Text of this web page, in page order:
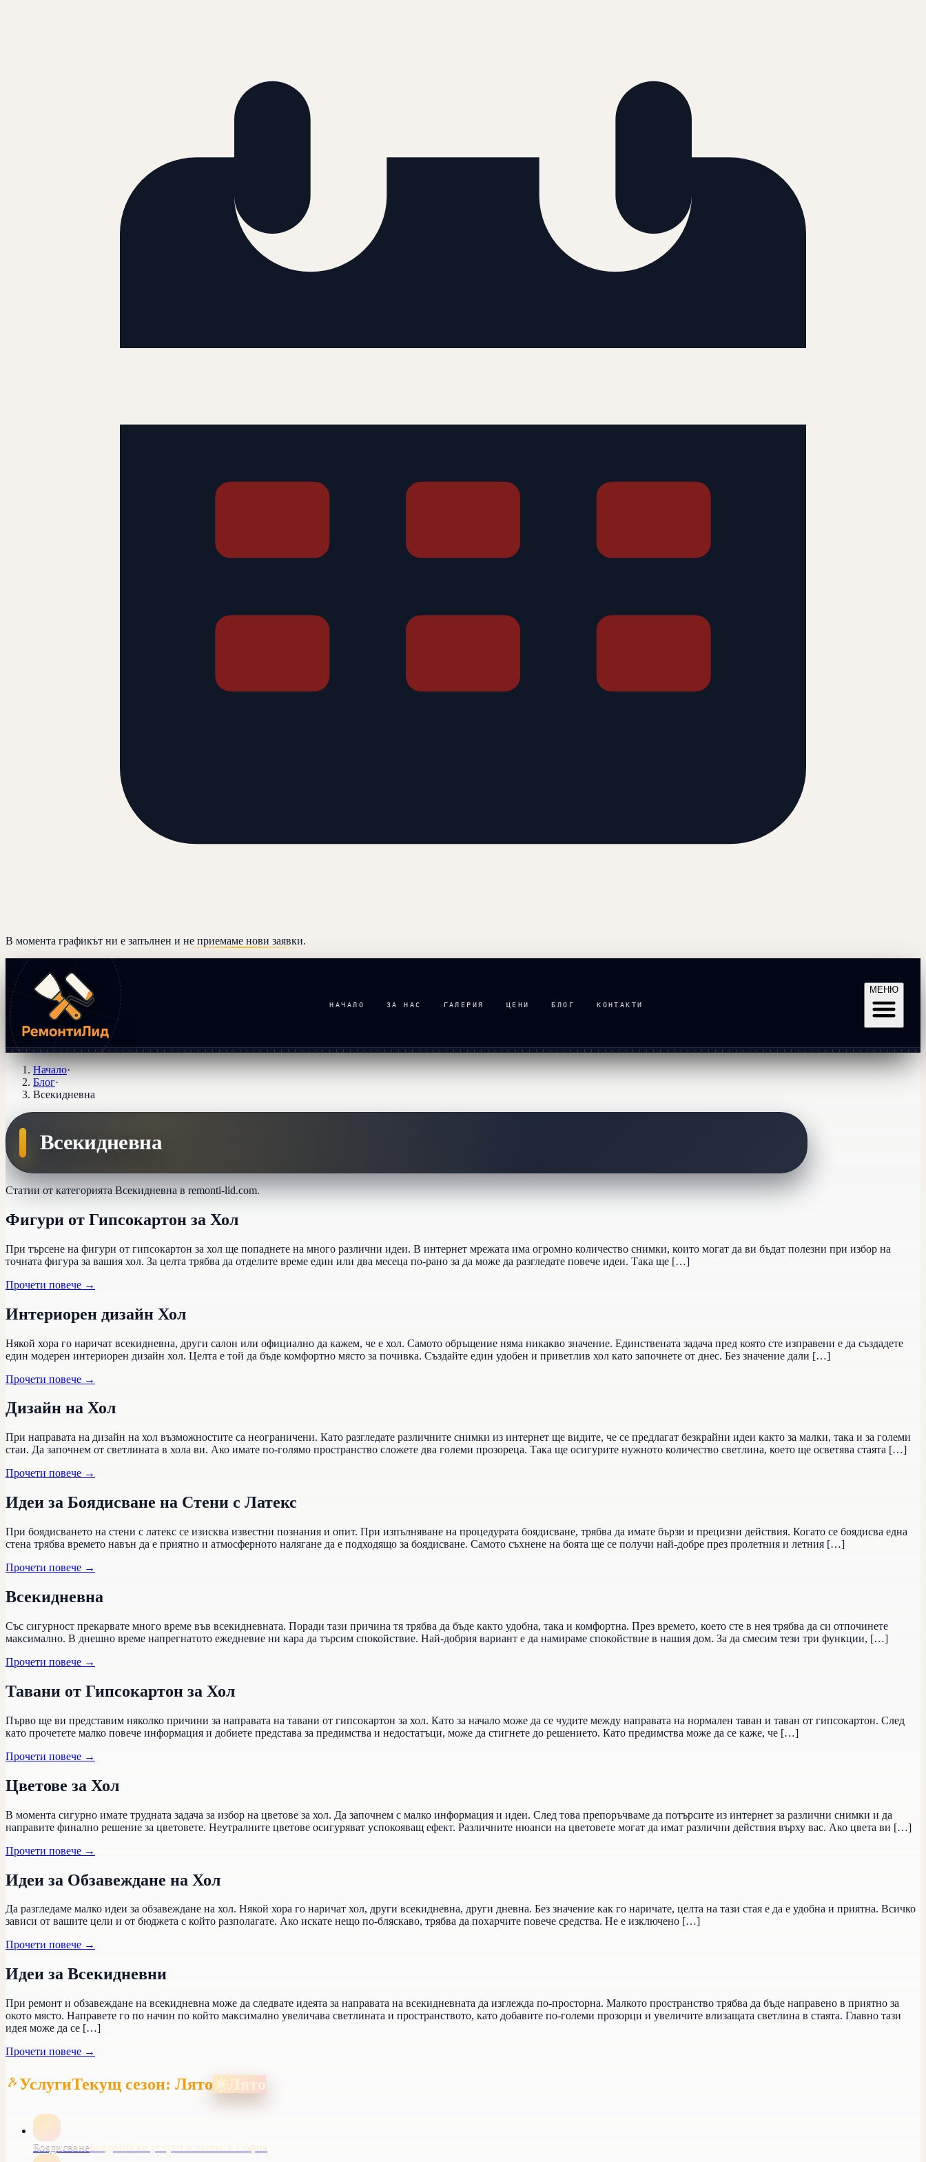
В момента графикът ни е запълнен и не приемаме нови заявки.
НАЧАЛО ЗА НАС ГАЛЕРИЯ ЦЕНИ БЛОГ КОНТАКТИ
МЕНЮ
Начало·
Блог·
Всекидневна
Всекидневна
Статии от категорията Всекидневна в remonti-lid.com.
Фигури от Гипсокартон за Хол
При търсене на фигури от гипсокартон за хол ще попаднете на много различни идеи. В интернет мрежата има огромно количество снимки, които могат да ви бъдат полезни при избор на
точната фигура за вашия хол. За целта трябва да отделите време един или два месеца по-рано за да може да разгледате повече идеи. Така ще […]
Прочети повече →
Интериорен дизайн Хол
Някой хора го наричат всекидневна, други салон или официално да кажем, че е хол. Самото обръщение няма никакво значение. Единствената задача пред която сте изправени е да създадете
един модерен интериорен дизайн хол. Целта е той да бъде комфортно място за почивка. Създайте един удобен и приветлив хол като започнете от днес. Без значение дали […]
Прочети повече →
Дизайн на Хол
При направата на дизайн на хол възможностите са неограничени. Като разгледате различните снимки из интернет ще видите, че се предлагат безкрайни идеи както за малки, така и за големи
стаи. Да започнем от светлината в хола ви. Ако имате по-голямо пространство сложете два големи прозореца. Така ще осигурите нужното количество светлина, което ще осветява стаята […]
Прочети повече →
Идеи за Боядисване на Стени с Латекс
При боядисването на стени с латекс се изисква известни познания и опит. При изпълняване на процедурата боядисване, трябва да имате бързи и прецизни действия. Когато се боядисва една
стена трябва времето навън да е приятно и атмосферното налягане да е подходящо за боядисване. Самото съхнене на боята ще се получи най-добре през пролетния и летния […]
Прочети повече →
Всекидневна
Със сигурност прекарвате много време във всекидневната. Поради тази причина тя трябва да бъде както удобна, така и комфортна. През времето, което сте в нея трябва да си отпочинете
максимално. В днешно време напрегнатото ежедневие ни кара да търсим спокойствие. Най-добрия вариант е да намираме спокойствие в нашия дом. За да смесим тези три функции, […]
Прочети повече →
Тавани от Гипсокартон за Хол
Първо ще ви представим няколко причини за направата на тавани от гипсокартон за хол. Като за начало може да се чудите между направата на нормален таван и таван от гипсокартон. След
като прочетете малко повече информация и добиете представа за предимства и недостатъци, може да стигнете до решението. Като предимства може да се каже, че […]
Прочети повече →
Цветове за Хол
В момента сигурно имате трудната задача за избор на цветове за хол. Да започнем с малко информация и идеи. След това препоръчваме да потърсите из интернет за различни снимки и да
направите финално решение за цветовете. Неутралните цветове осигуряват успокояващ ефект. Различните нюанси на цветовете могат да имат различни действия върху вас. Ако цвета ви […]
Прочети повече →
Идеи за Обзавеждане на Хол
Да разгледаме малко идеи за обзавеждане на хол. Някой хора го наричат хол, други всекидневна, други дневна. Без значение как го наричате, целта на тази стая е да е удобна и приятна. Всичко
зависи от вашите цели и от бюджета с който разполагате. Ако искате нещо по-бляскаво, трябва да похарчите повече средства. Не е изключено […]
Прочети повече →
Идеи за Всекидневни
При ремонт и обзавеждане на всекидневна може да следвате идеята за направата на всекидневната да изглежда по-просторна. Малкото пространство трябва да бъде направено в приятно за
окото място. Направете го по начин по който максимално увеличава светлината и пространството, като добавите по-големи прозорци и увеличите влизащата светлина в стаята. Главно тази
идея може да се […]
Прочети повече →
УслугиТекущ сезон: Лято☀️Лято
БоядисванеБояджийски услуги и латекс в София